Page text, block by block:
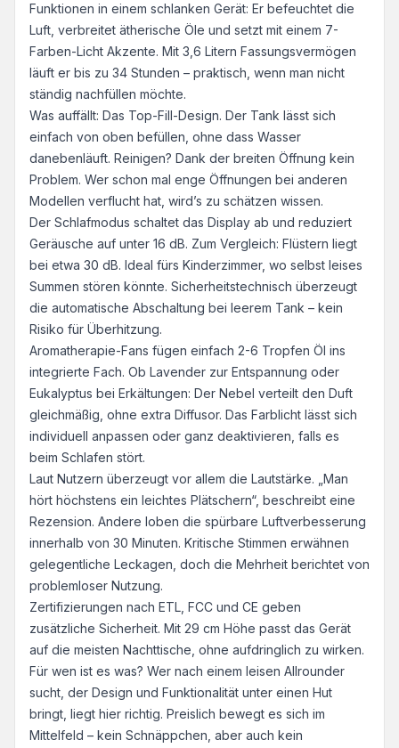
Funktionen in einem schlanken Gerät: Er befeuchtet die
Luft, verbreitet ätherische Öle und setzt mit einem 7-
Farben-Licht Akzente. Mit 3,6 Litern Fassungsvermögen
läuft er bis zu 34 Stunden – praktisch, wenn man nicht
ständig nachfüllen möchte.
Was auffällt: Das Top-Fill-Design. Der Tank lässt sich
einfach von oben befüllen, ohne dass Wasser
danebenläuft. Reinigen? Dank der breiten Öffnung kein
Problem. Wer schon mal enge Öffnungen bei anderen
Modellen verflucht hat, wird’s zu schätzen wissen.
Der Schlafmodus schaltet das Display ab und reduziert
Geräusche auf unter 16 dB. Zum Vergleich: Flüstern liegt
bei etwa 30 dB. Ideal fürs Kinderzimmer, wo selbst leises
Summen stören könnte. Sicherheitstechnisch überzeugt
die automatische Abschaltung bei leerem Tank – kein
Risiko für Überhitzung.
Aromatherapie-Fans fügen einfach 2-6 Tropfen Öl ins
integrierte Fach. Ob Lavender zur Entspannung oder
Eukalyptus bei Erkältungen: Der Nebel verteilt den Duft
gleichmäßig, ohne extra Diffusor. Das Farblicht lässt sich
individuell anpassen oder ganz deaktivieren, falls es
beim Schlafen stört.
Laut Nutzern überzeugt vor allem die Lautstärke. „Man
hört höchstens ein leichtes Plätschern“, beschreibt eine
Rezension. Andere loben die spürbare Luftverbesserung
innerhalb von 30 Minuten. Kritische Stimmen erwähnen
gelegentliche Leckagen, doch die Mehrheit berichtet von
problemloser Nutzung.
Zertifizierungen nach ETL, FCC und CE geben
zusätzliche Sicherheit. Mit 29 cm Höhe passt das Gerät
auf die meisten Nachttische, ohne aufdringlich zu wirken.
Für wen ist es was? Wer nach einem leisen Allrounder
sucht, der Design und Funktionalität unter einen Hut
bringt, liegt hier richtig. Preislich bewegt es sich im
Mittelfeld – kein Schnäppchen, aber auch kein